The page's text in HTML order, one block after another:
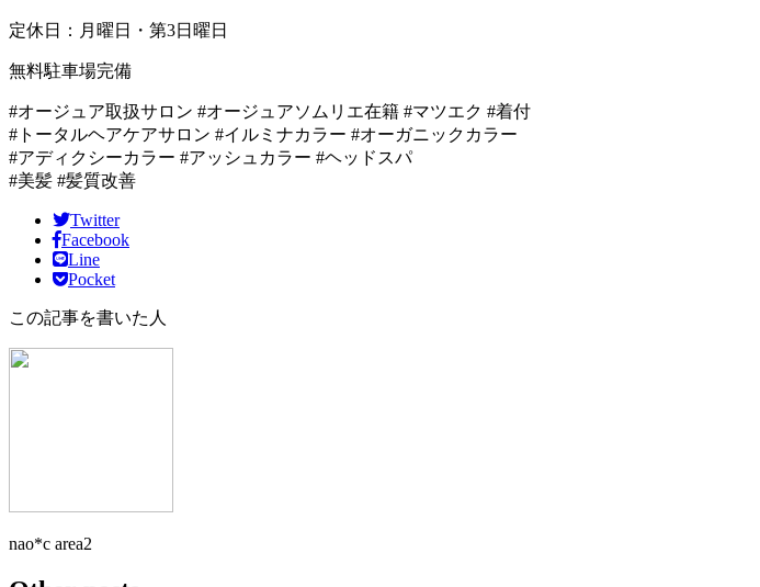
定休日：月曜日・第3日曜日
無料駐車場完備
#オージュア取扱サロン #オージュアソムリエ在籍 #マツエク #着付
#トータルヘアケアサロン #イルミナカラー #オーガニックカラー
#アディクシーカラー #アッシュカラー #ヘッドスパ
#美髪 #髪質改善
Twitter
Facebook
Line
Pocket
この記事を書いた人
nao*c area2